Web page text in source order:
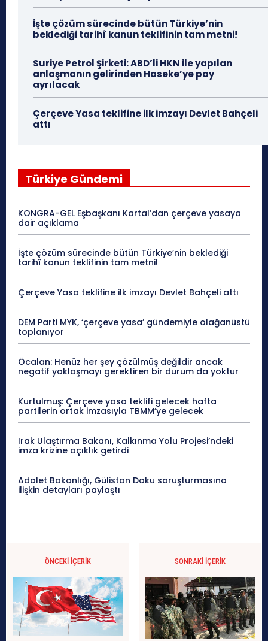
İşte çözüm sürecinde bütün Türkiye’nin
beklediği tarihî kanun teklifinin tam metni!
Suriye Petrol Şirketi: ABD’li HKN ile yapılan
anlaşmanın gelirinden Haseke’ye pay
ayrılacak
Çerçeve Yasa teklifine ilk imzayı Devlet Bahçeli
attı
Türkiye Gündemi
KONGRA-GEL Eşbaşkanı Kartal’dan çerçeve yasaya
dair açıklama
İşte çözüm sürecinde bütün Türkiye’nin beklediği
tarihî kanun teklifinin tam metni!
Çerçeve Yasa teklifine ilk imzayı Devlet Bahçeli attı
DEM Parti MYK, ‘çerçeve yasa’ gündemiyle olağanüstü
toplanıyor
Öcalan: Henüz her şey çözülmüş değildir ancak
negatif yaklaşmayı gerektiren bir durum da yoktur
Kurtulmuş: Çerçeve yasa teklifi gelecek hafta
partilerin ortak imzasıyla TBMM’ye gelecek
Irak Ulaştırma Bakanı, Kalkınma Yolu Projesi’ndeki
imza krizine açıklık getirdi
Adalet Bakanlığı, Gülistan Doku soruşturmasına
ilişkin detayları paylaştı
ÖNCEKI İÇERIK SONRAKI İÇERIK